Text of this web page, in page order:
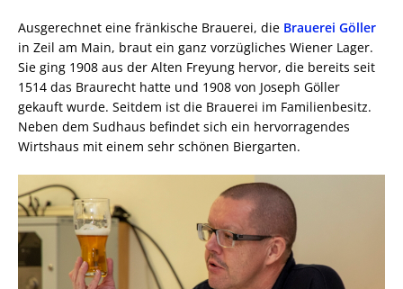
Ausgerechnet eine fränkische Brauerei, die Brauerei Göller
in Zeil am Main, braut ein ganz vorzügliches Wiener Lager.
Sie ging 1908 aus der Alten Freyung hervor, die bereits seit
1514 das Braurecht hatte und 1908 von Joseph Göller
gekauft wurde. Seitdem ist die Brauerei im Familienbesitz.
Neben dem Sudhaus befindet sich ein hervorragendes
Wirtshaus mit einem sehr schönen Biergarten.